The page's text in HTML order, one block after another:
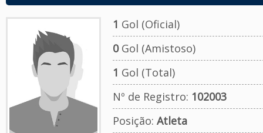
1 Gol (Oficial)
0Gol (Amistoso)
1 Gol (Total)
Nº de Registro: 102003
Posição: Atleta